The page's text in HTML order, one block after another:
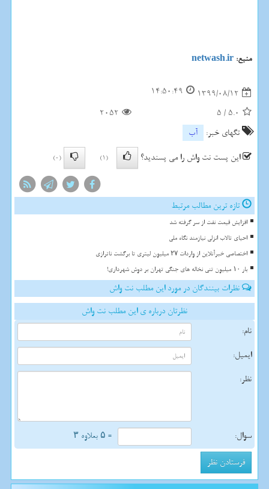
منبع: netwash.ir
1399/08/12
14:50:49
5.0
/
5
2052
تگهای خبر:
آب
این پست نت واش را می پسندید؟
(1)
(0)
تازه ترین مطالب مرتبط
افزایش قیمت نفت از سر گرفته شد
احیای تالاب انزلی نیازمند نگاه ملی
اختصاصی خبرآنلاین از واردات ۲۷ میلیون لیتری تا برگشت ناترازی
بار ۱۰ میلیون تنی نخاله های جنگی تهران بر دوش شهرداری!
نظرات بینندگان در مورد این مطلب نت واش
نظرتان درباره ی این مطلب نت واش
نام:
ایمیل:
نظر:
سوال: = ۵ بعلاوه ۳